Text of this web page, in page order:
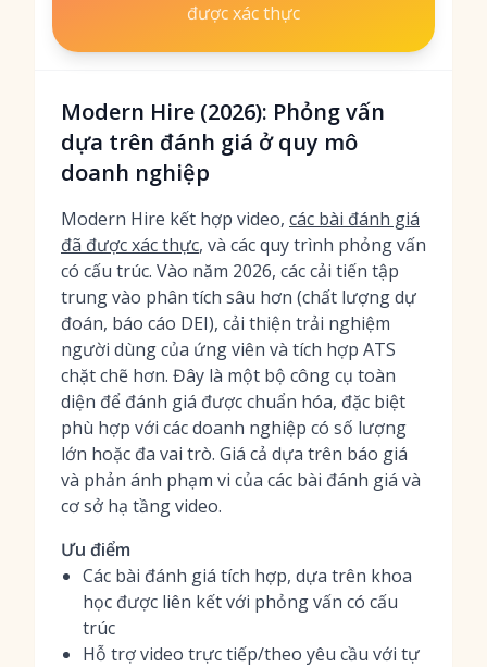
được xác thực
Modern Hire (2026): Phỏng vấn
dựa trên đánh giá ở quy mô
doanh nghiệp
Modern Hire kết hợp video, các bài đánh giá
đã được xác thực, và các quy trình phỏng vấn
có cấu trúc. Vào năm 2026, các cải tiến tập
trung vào phân tích sâu hơn (chất lượng dự
đoán, báo cáo DEI), cải thiện trải nghiệm
người dùng của ứng viên và tích hợp ATS
chặt chẽ hơn. Đây là một bộ công cụ toàn
diện để đánh giá được chuẩn hóa, đặc biệt
phù hợp với các doanh nghiệp có số lượng
lớn hoặc đa vai trò. Giá cả dựa trên báo giá
và phản ánh phạm vi của các bài đánh giá và
cơ sở hạ tầng video.
Ưu điểm
Các bài đánh giá tích hợp, dựa trên khoa
học được liên kết với phỏng vấn có cấu
trúc
Hỗ trợ video trực tiếp/theo yêu cầu với tự